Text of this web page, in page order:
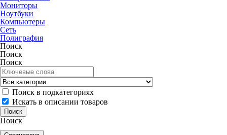
Мониторы
Ноутбуки
Компьютеры
Сеть
Полиграфия
Поиск
Поиск
Поиск
Поиск в подкатегориях
Искать в описании товаров
Поиск